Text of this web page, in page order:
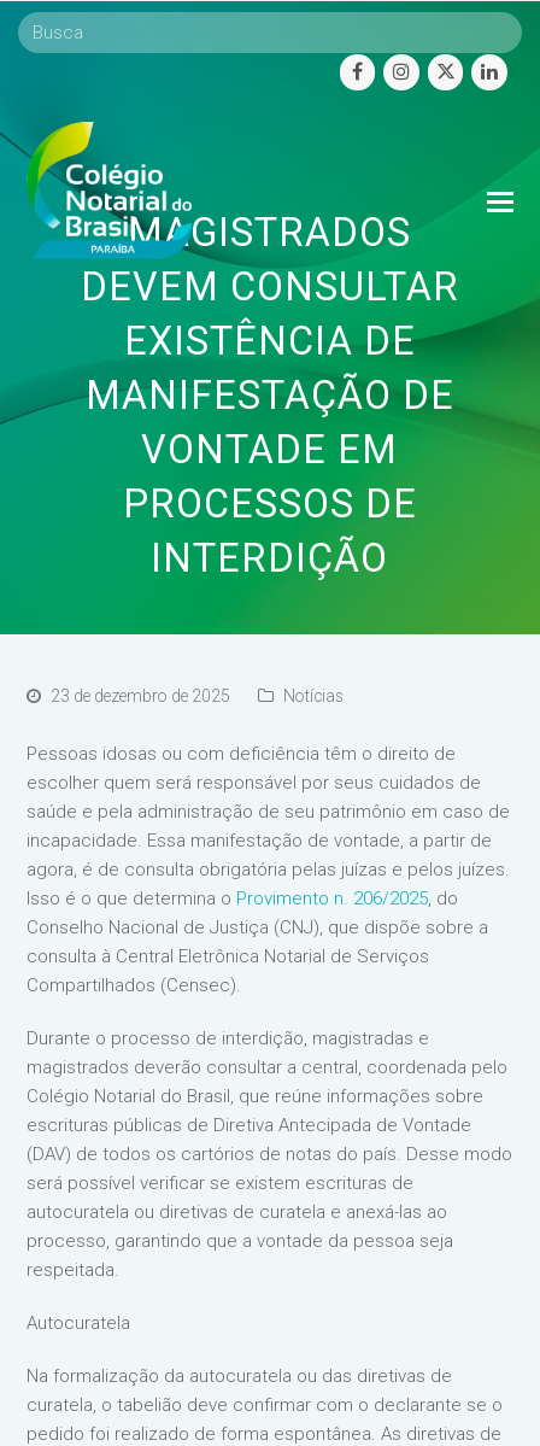
facebookinstagram
twitter
MAGISTRADOS
DEVEM CONSULTAR
EXISTÊNCIA DE
MANIFESTAÇÃO DE
VONTADE EM
PROCESSOS DE
INTERDIÇÃO
23 de dezembro de 2025 Notícias
Pessoas idosas ou com deficiência têm o direito de
escolher quem será responsável por seus cuidados de
saúde e pela administração de seu patrimônio em caso de
incapacidade. Essa manifestação de vontade, a partir de
agora, é de consulta obrigatória pelas juízas e pelos juízes.
Isso é o que determina o Provimento n. 206/2025, do
Conselho Nacional de Justiça (CNJ), que dispõe sobre a
consulta à Central Eletrônica Notarial de Serviços
Compartilhados (Censec).
Durante o processo de interdição, magistradas e
magistrados deverão consultar a central, coordenada pelo
Colégio Notarial do Brasil, que reúne informações sobre
escrituras públicas de Diretiva Antecipada de Vontade
(DAV) de todos os cartórios de notas do país. Desse modo
será possível verificar se existem escrituras de
autocuratela ou diretivas de curatela e anexá-las ao
processo, garantindo que a vontade da pessoa seja
respeitada.
Autocuratela
Na formalização da autocuratela ou das diretivas de
curatela, o tabelião deve confirmar com o declarante se o
pedido foi realizado de forma espontânea. As diretivas de